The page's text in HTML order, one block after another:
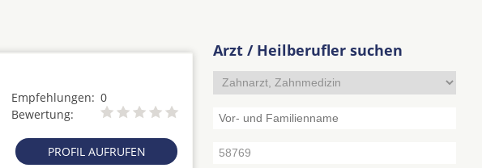
Empfehlungen: 0
Bewertung:
PROFIL AUFRUFEN
Arzt / Heilberufler suchen